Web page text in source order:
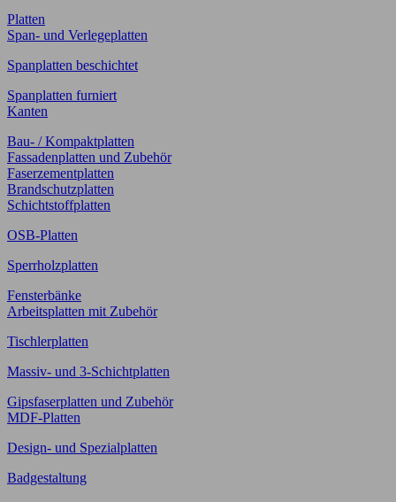
Platten
Span- und Verlegeplatten
Spanplatten beschichtet
Spanplatten furniert
Kanten
Bau- / Kompaktplatten
Fassadenplatten und Zubehör
Faserzementplatten
Brandschutzplatten
Schichtstoffplatten
OSB-Platten
Sperrholzplatten
Fensterbänke
Arbeitsplatten mit Zubehör
Tischlerplatten
Massiv- und 3-Schichtplatten
Gipsfaserplatten und Zubehör
MDF-Platten
Design- und Spezialplatten
Badgestaltung